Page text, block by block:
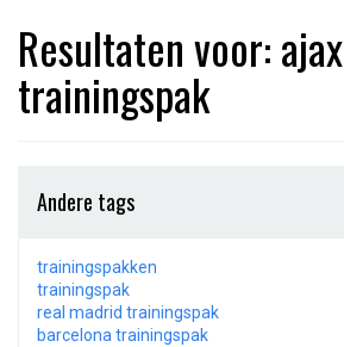
Resultaten voor: ajax
trainingspak
Andere tags
trainingspakken
trainingspak
real madrid trainingspak
barcelona trainingspak